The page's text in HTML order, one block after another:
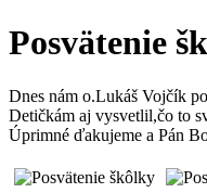
Posvätenie
Dnes nám o.Lukáš Vojčík
Detičkám aj vysvetlil,čo to
Úprimné ďakujeme a Pán